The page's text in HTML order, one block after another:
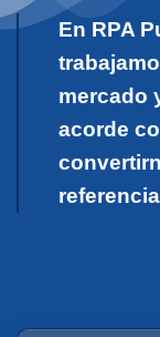
En RPA
mercado
acorde